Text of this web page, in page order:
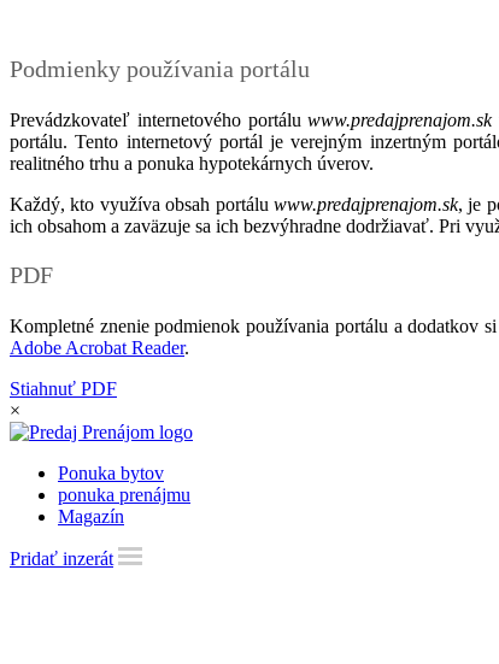
Podmienky používania portálu
Prevádzkovateľ internetového portáluwww.predajprenajom.sk
portálu. Tento internetový portál je verejným inzertným
realitného trhu a ponuka hypotekárnych úverov.
Každý, kto využíva obsah portálu www.predajprenajom.sk, je
ich obsahom a zaväzuje sa ich bezvýhradne dodržiavať. Pri
PDF
Kompletné znenie podmienok používania portálu a dodatkov
Adobe Acrobat Reader.
Stiahnuť PDF
×
Ponuka bytov
ponuka prenájmu
Magazín
Pridať inzerát